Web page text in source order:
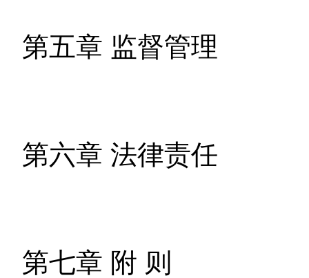
第五章 监督管理
第六章 法律责任
第七章 附 则